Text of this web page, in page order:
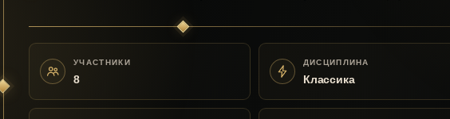
УЧАСТНИКИ
8
ДИСЦИПЛИНА
Классика